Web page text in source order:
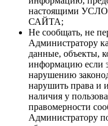
настоящими
САЙТА;
Не сообщать, не
Администратору
данные, объекты,
информацию если
нарушению
нарушить права и
наличия у
правомерности
Администратору